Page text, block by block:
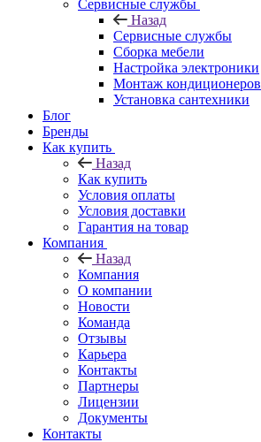
Сервисные службы
Назад
Сервисные службы
Сборка мебели
Настройка электроники
Монтаж кондиционеров
Установка сантехники
Блог
Бренды
Как купить
Назад
Как купить
Условия оплаты
Условия доставки
Гарантия на товар
Компания
Назад
Компания
О компании
Новости
Команда
Отзывы
Карьера
Контакты
Партнеры
Лицензии
Документы
Контакты